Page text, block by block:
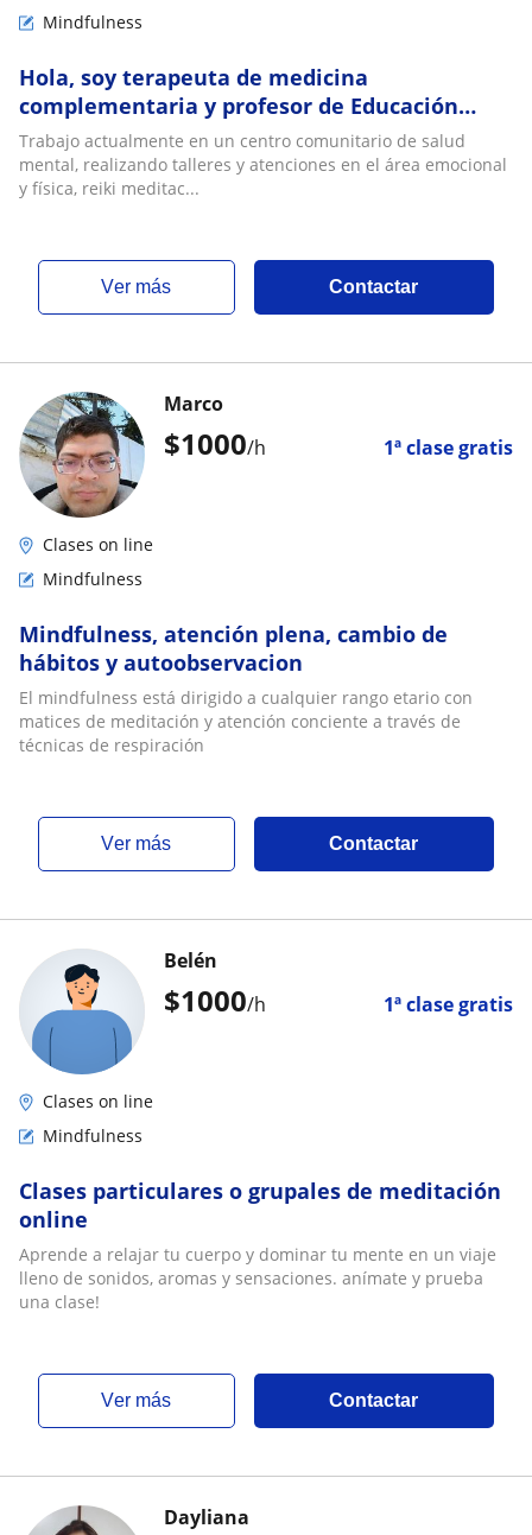
Mindfulness
Hola, soy terapeuta de medicina
complementaria y profesor de Educación
Física, realizo talleres de Reiki, relajación y
meditación
Trabajo actualmente en un centro comunitario de salud
mental, realizando talleres y atenciones en el área emocional
y física, reiki meditac...
ver más Contactar
$1000/h 1ª clase gratis
Marco
Clases on line
Mindfulness
Mindfulness, atención plena, cambio de
hábitos y autoobservacion
El mindfulness está dirigido a cualquier rango etario con
matices de meditación y atención conciente a través de
técnicas de respiración
ver más Contactar
$1000/h 1ª clase gratis
Belén
Clases on line
Mindfulness
Clases particulares o grupales de meditación
online
Aprende a relajar tu cuerpo y dominar tu mente en un viaje
lleno de sonidos, aromas y sensaciones. anímate y prueba
una clase!
ver más Contactar
Dayliana